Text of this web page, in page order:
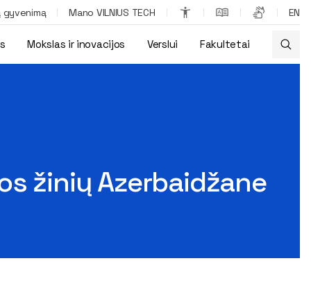
gyvenimą Mano VILNIUS TECH EN
Mokslas ir inovacijos Verslui Fakultetai
žinių Azerbaidžane